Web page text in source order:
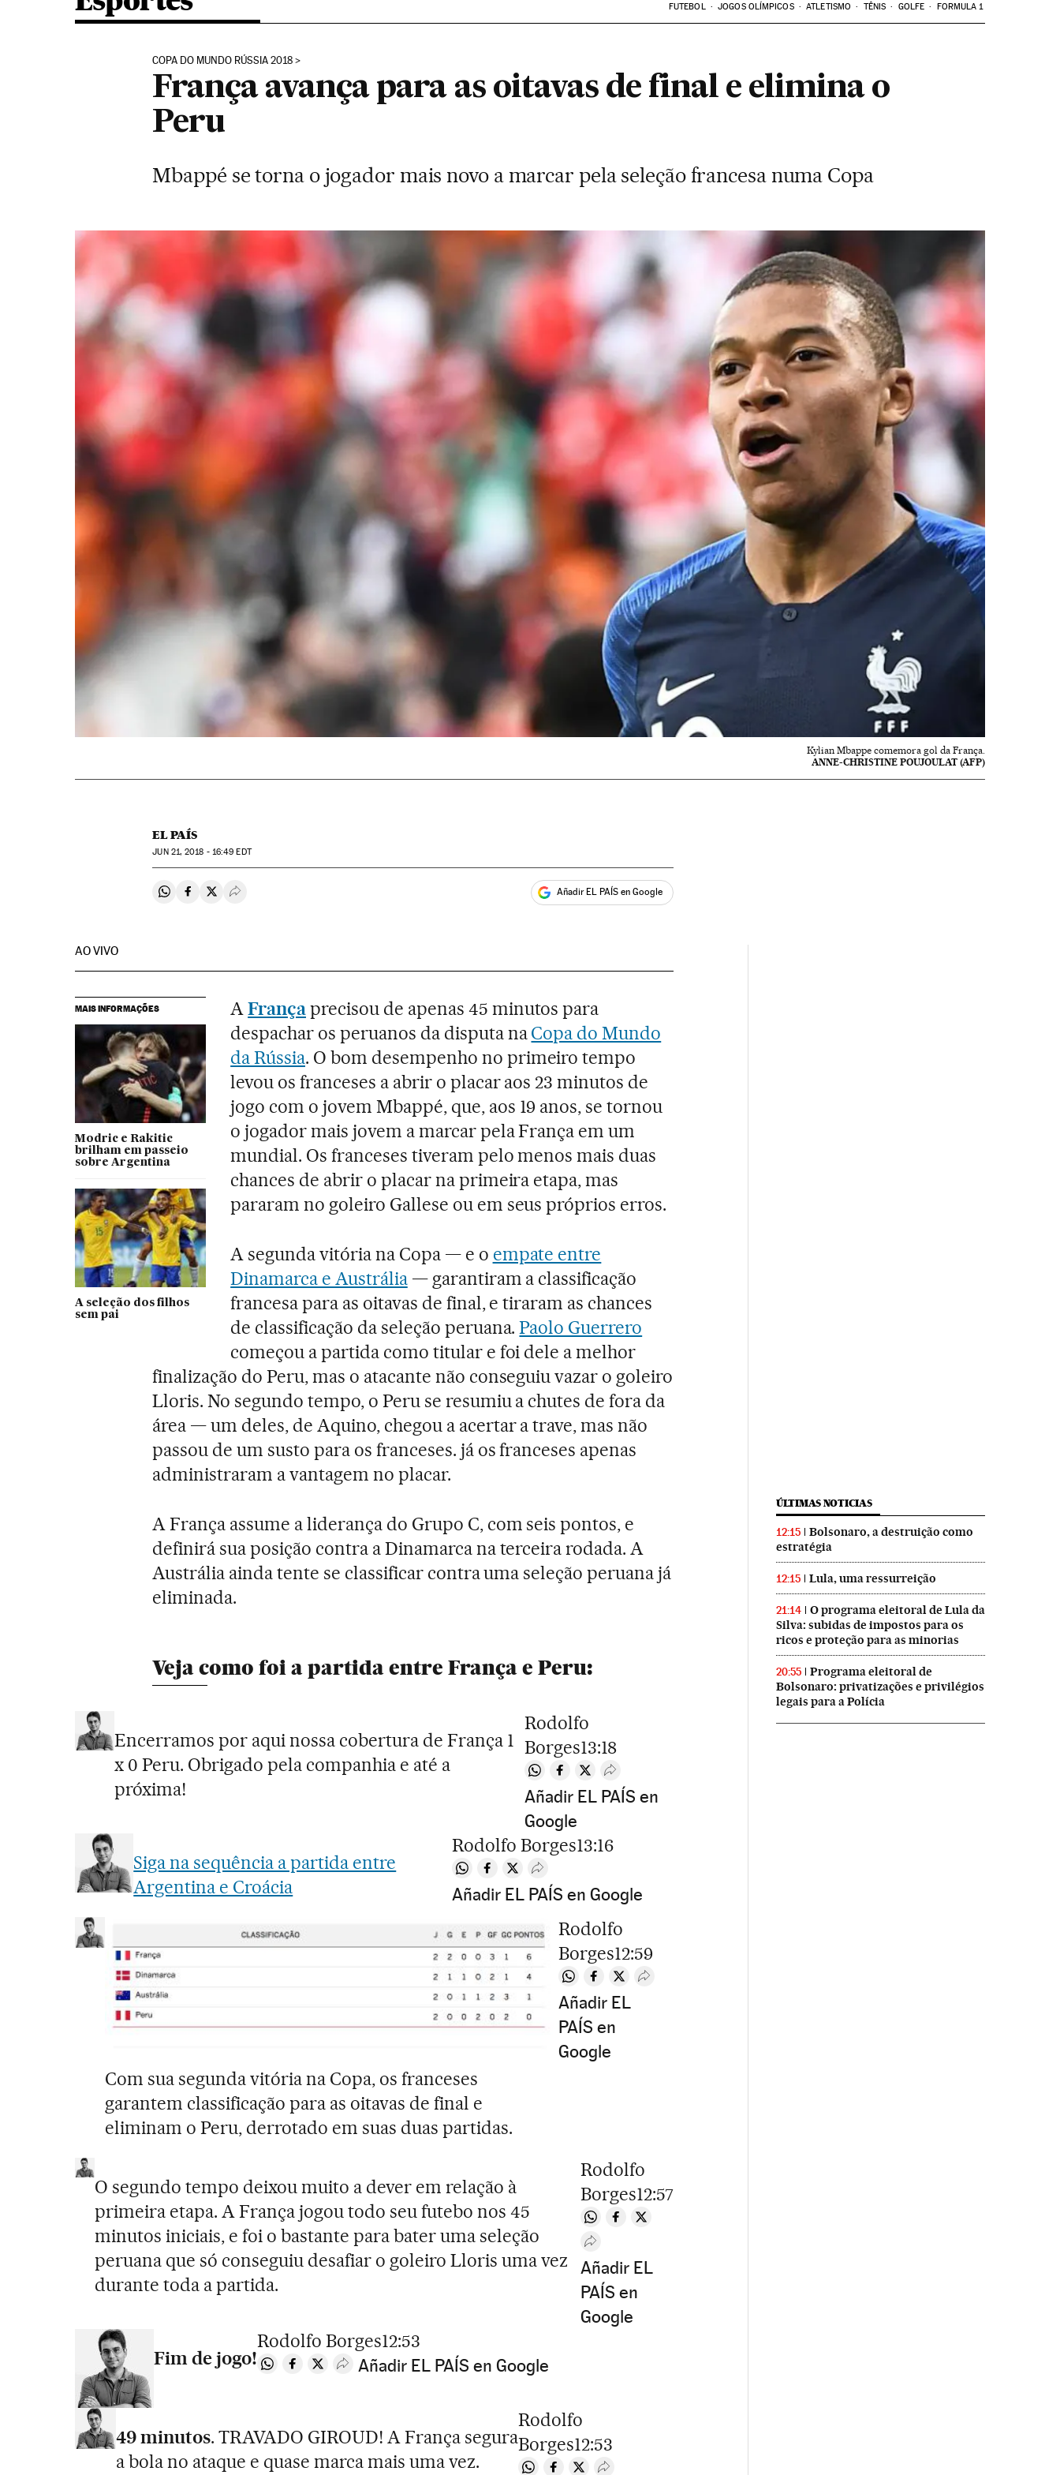
FUTEBOL JOGOS OLÍMPICOS ATLETISMO TÊNIS GOLFE FORMULA 1
COPA DO MUNDO RÚSSIA 2018
França avança para as oitavas de final e elimina o
Peru
Mbappé se torna o jogador mais novo a marcar pela seleção francesa numa Copa
Kylian Mbappe comemora gol da França.
ANNE-CHRISTINE POUJOULAT (AFP)
EL PAÍS
JUN21, 2018 - 16:49 EDT
Compartir en Whatsapp
Compartir en Facebook
Compartir en Twitter
Desplegar Redes Sociales Añadir EL PAÍS en Google
AO VIVO
MAIS INFORMAÇÕES
Modric e Rakitic
brilham em passeio
sobre Argentina
A seleção dos filhos
sem pai
AFrançaprecisou de apenas 45 minutos para
despachar os peruanos da disputa naCopa do Mundo
da Rússia. O bom desempenho no primeiro tempo
levou os franceses a abrir o placar aos 23 minutos de
jogo com o jovem Mbappé, que, aos 19 anos, se tornou
o jogador mais jovem a marcar pela França em um
mundial. Os franceses tiveram pelo menos mais duas
chances de abrir o placar na primeira etapa, mas
pararam no goleiro Gallese ou em seus próprios erros.
A segunda vitória na Copa — e o empate entre
Dinamarca e Austrália— garantiram a classificação
francesa para as oitavas de final, e tiraram as chances
de classificação da seleção peruana.Paolo Guerrero
começou a partida como titular e foi dele a melhor
finalização do Peru, mas o atacante não conseguiu vazar o goleiro
Lloris. No segundo tempo, o Peru se resumiu a chutes de fora da
área — um deles, de Aquino, chegou a acertar a trave, mas não
passou de um susto para os franceses. já os franceses apenas
administraram a vantagem no placar.
A França assume a liderança do Grupo C, com seis pontos, e
definirá sua posição contra a Dinamarca na terceira rodada. A
Austrália ainda tente se classificar contra uma seleção peruana já
eliminada.
Veja como foi a partida entre França e Peru:
Encerramos por aqui nossa cobertura de França 1
x 0 Peru. Obrigado pela companhia e até a
próxima!
Rodolfo
Borges13:18
Compartir en Whatsapp
Compartir en Facebook
Compartir en Twitter
Desplegar Redes Sociales
Añadir EL PAÍS en
Google
Siga na sequência a partida entre
Argentina e Croácia
Rodolfo Borges13:16
Compartir en Whatsapp
Compartir en Facebook
Compartir en Twitter
Desplegar Redes Sociales
Añadir EL PAÍS en Google
Com sua segunda vitória na Copa, os franceses
garantem classificação para as oitavas de final e
eliminam o Peru, derrotado em suas duas partidas.
Rodolfo
Borges12:59
Compartir en Whatsapp
Compartir en Facebook
Compartir en Twitter
Desplegar Redes Sociales
Añadir EL
PAÍS en
Google
O segundo tempo deixou muito a dever em relação à
primeira etapa. A França jogou todo seu futebo nos 45
minutos iniciais, e foi o bastante para bater uma seleção
peruana que só conseguiu desafiar o goleiro Lloris uma vez
durante toda a partida.
Rodolfo
Borges12:57
Compartir en Whatsapp
Compartir en Facebook
Compartir en Twitter
Desplegar Redes Sociales
Añadir EL
PAÍS en
Google
Fim de jogo!
Rodolfo Borges12:53
Compartir en Whatsapp
Compartir en Facebook
Compartir en Twitter
Desplegar Redes Sociales
Añadir EL PAÍS en Google
49 minutos. TRAVADO GIROUD! A França segura
a bola no ataque e quase marca mais uma vez.
Rodolfo
Borges12:53
ÚLTIMAS NOTICIAS
12:15
Bolsonaro, a destruição como
estratégia
12:15 Lula, uma ressurreição
21:14
O programa eleitoral de Lula da
Silva: subidas de impostos para os
ricos e proteção para as minorias
20:55
Programa eleitoral de
Bolsonaro: privatizações e privilégios
legais para a Polícia